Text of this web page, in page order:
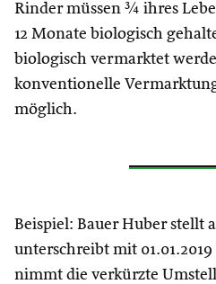
Rinder müssen ¾ ihres
12 Monate biologisch
biologisch vermarktet
konventionelle
möglich.
Beispiel: Bauer Huber stellt
unterschreibt mit
nimmt die verkürzte